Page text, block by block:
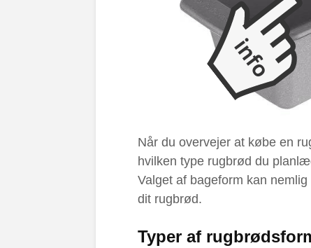
Når du overvejer at købe en
hvilken type rugbrød du
Valget af bageform kan
dit rugbrød.
Typer af